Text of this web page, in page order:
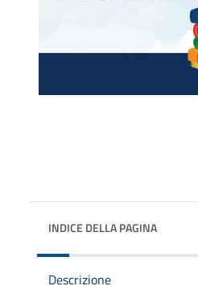
INDICE DELLA PAGINA
Descrizione